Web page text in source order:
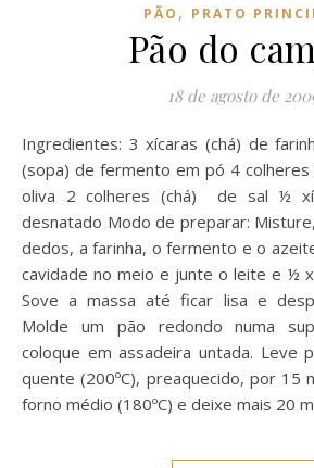
PÃO , PRATO
Pão do
18 de agosto de
Ingredientes: 3 xícaras (chá) de farinha de trigo 1 colher
(sopa) de fermento em pó 4
oliva 2 colheres (chá) de sal ½
desnatado Modo de preparar:
dedos, a farinha, o fermento e o
cavidade no meio e junte o leite e ½
Sove a massa até ficar lisa e
Molde um pão redondo numa
coloque em assadeira untada. Leve
quente (200ºC), preaquecido, por 15
forno médio (180ºC) e deixe mais 20